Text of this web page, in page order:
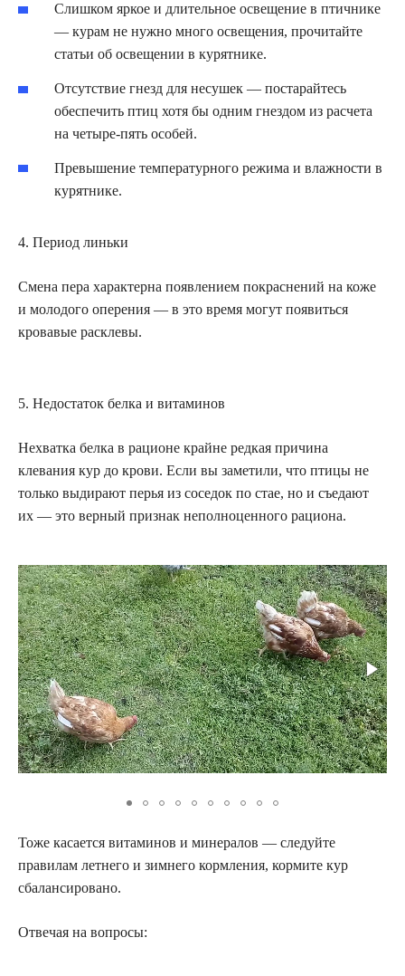
Слишком яркое и длительное освещение в птичнике
— курам не нужно много освещения, прочитайте
статьи об освещении в курятнике.
Отсутствие гнезд для несушек — постарайтесь
обеспечить птиц хотя бы одним гнездом из расчета
на четыре-пять особей.
Превышение температурного режима и влажности в
курятнике.
4. Период линьки
Смена пера характерна появлением покраснений на коже
и молодого оперения — в это время могут появиться
кровавые расклевы.
5. Недостаток белка и витаминов
Нехватка белка в рационе крайне редкая причина
клевания кур до крови. Если вы заметили, что птицы не
только выдирают перья из соседок по стае, но и съедают
их — это верный признак неполноценного рациона.
Тоже касается витаминов и минералов — следуйте
правилам летнего и зимнего кормления, кормите кур
сбалансировано.
Отвечая на вопросы: